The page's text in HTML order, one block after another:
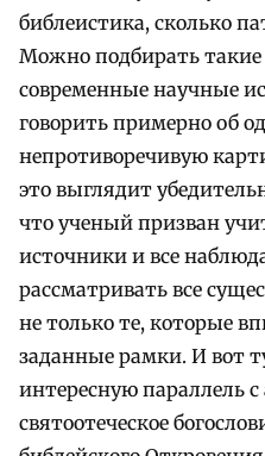
библеистика, сколько
Можно подбирать такие
современные научные
говорить примерно об
непротиворечивую
это выглядит
что ученый призван
источники и все
рассматривать все
не только те, которые
заданные рамки. И вот
интересную параллель
святоотеческое